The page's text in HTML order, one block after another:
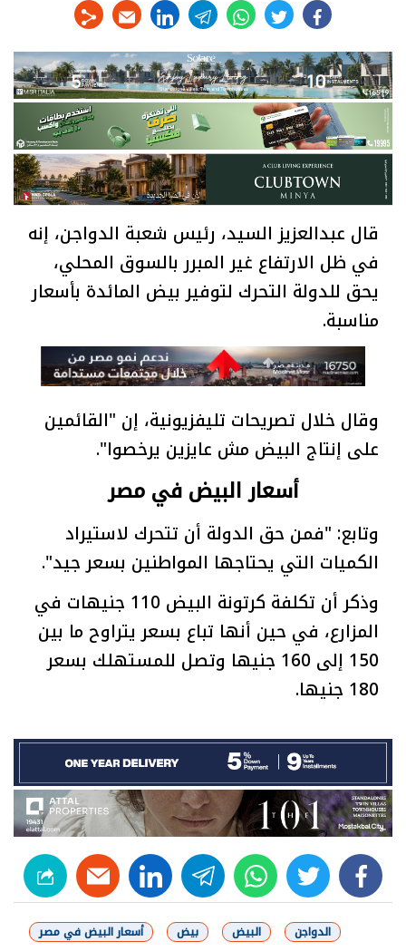
facebook
twitter
whats
telegram
linkedin
قال عبدالعزيز السيد، رئيس شعبة الدواجن، إنه
في ظل الارتفاع غير المبرر بالسوق المحلي،
يحق للدولة التحرك لتوفير بيض المائدة بأسعار
مناسبة.
وقال خلال تصريحات تليفزيونية، إن "القائمين
على إنتاج البيض مش عايزين يرخصوا".
أسعار البيض في مصر
وتابع: "فمن حق الدولة أن تتحرك لاستيراد
الكميات التي يحتاجها المواطنين بسعر جيد".
وذكر أن تكلفة كرتونة البيض 110 جنيهات في
المزارع، في حين أنها تباع بسعر يتراوح ما بين
150 إلى 160 جنيها وتصل للمستهلك بسعر
180 جنيها.
facebook
twitter
whats
telegram
linkedin
شارك
الدواجن البيض بيض أسعار البيض في مصر